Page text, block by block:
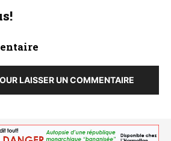
LAISSER UN COMMENTAIRE